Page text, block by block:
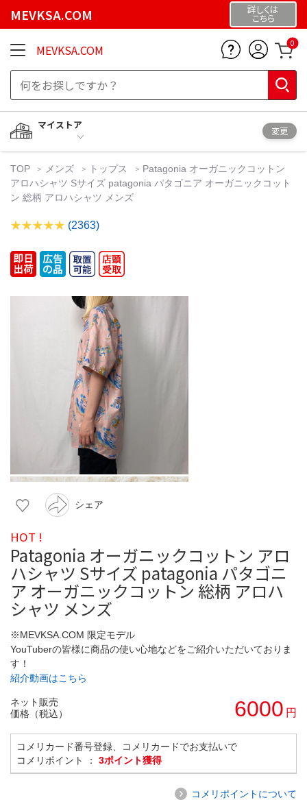
MEVKSA.COM 詳しくは
こちら
MEVKSA.COM 0
マイストア
変更
TOP メンズ トップス
Patagonia オーガニックコットン
アロハシャツ Sサイズ patagonia パタゴニア オーガニックコット
ン 総柄 アロハシャツ メンズ
(2363)
シェア
HOT !
Patagonia オーガニックコットン アロ
ハシャツ Sサイズ patagonia パタゴニ
ア オーガニックコットン 総柄 アロハ
シャツ メンズ
※MEVKSA.COM 限定モデル
YouTuberの皆様に商品の使い心地などをご紹介いただいておりま
す！
紹介動画はこちら
ネット販売
価格（税込）
6000 円
コメリカード番号登録、コメリカードでお支払いで
コメリポイント ： 3ポイント獲得
コメリポイントについて